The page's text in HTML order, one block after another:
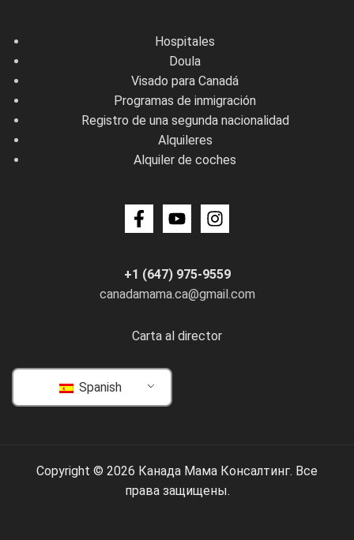
Hospitales
Doula
Visado para Canadá
Programas de inmigración
Registro de una segunda nacionalidad
Alquileres
Alquiler de coches
+1 (647) 975-9559
canadamama.ca@gmail.com
Carta al director
Spanish
Copyright © 2026 Канада Мама Консалтинг. Все
права защищены.